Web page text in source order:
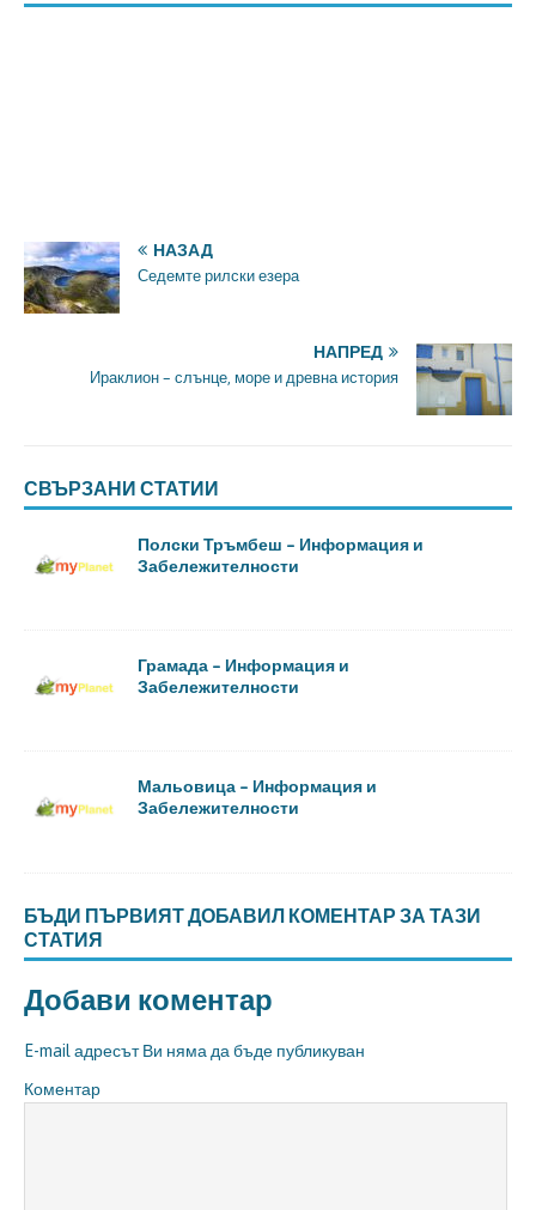
НАЗАД
Седемте рилски езера
НАПРЕД
Ираклион – слънце, море и древна история
СВЪРЗАНИ СТАТИИ
Полски Тръмбеш – Информация и
Забележителности
Грамада – Информация и
Забележителности
Мальовица – Информация и
Забележителности
БЪДИ ПЪРВИЯТ ДОБАВИЛ КОМЕНТАР ЗА ТАЗИ
СТАТИЯ
Добави коментар
E-mail адресът Ви няма да бъде публикуван
Коментар